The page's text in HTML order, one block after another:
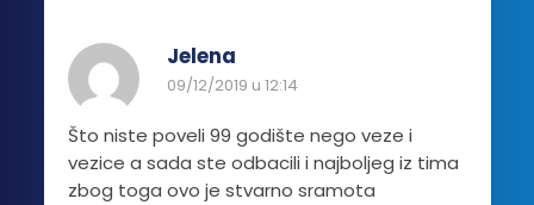
Jelena
09/12/2019 u 12:14
Što niste poveli 99 godište nego veze i
vezice a sada ste odbacili i najboljeg iz tima
zbog toga ovo je stvarno sramota